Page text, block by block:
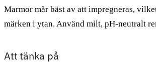
Marmor mår bäst av att impregneras,
märken i ytan. Använd milt, pH-neutralt
Att tänka på